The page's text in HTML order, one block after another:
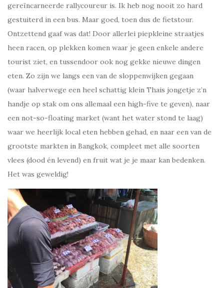
gereïncarneerde rallycoureur is. Ik heb nog nooit zo hard
gestuiterd in een bus. Maar goed, toen dus de fietstour.
Ontzettend gaaf was dat! Door allerlei piepkleine straatjes
heen racen, op plekken komen waar je geen enkele andere
tourist ziet, en tussendoor ook nog gekke nieuwe dingen
eten. Zo zijn we langs een van de sloppenwijken gegaan
(waar halverwege een heel schattig klein Thais jongetje z’n
handje op stak om ons allemaal een high-five te geven), naar
een not-so-floating market (want het water stond te laag)
waar we heerlijk local eten hebben gehad, en naar een van de
grootste markten in Bangkok, compleet met alle soorten
vlees (dood én levend) en fruit wat je je maar kan bedenken.
Het was geweldig!